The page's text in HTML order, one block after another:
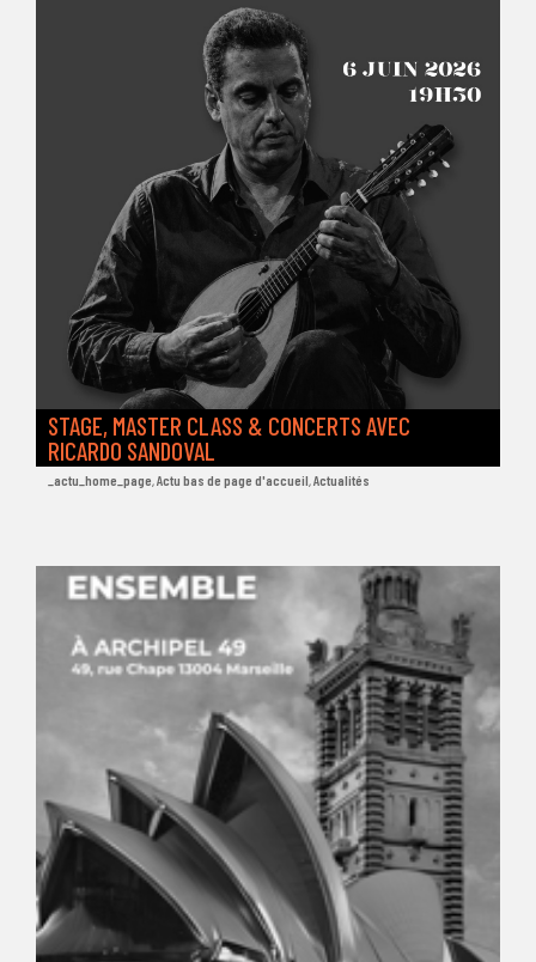
STAGE, MASTER CLASS & CONCERTS AVEC
RICARDO SANDOVAL
_actu_home_page Actu bas de page d'accueil Actualités